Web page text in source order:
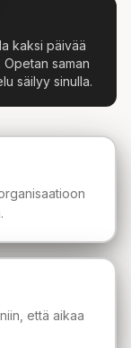
kaksi päivää
saman
säilyy sinulla.
että aikaa